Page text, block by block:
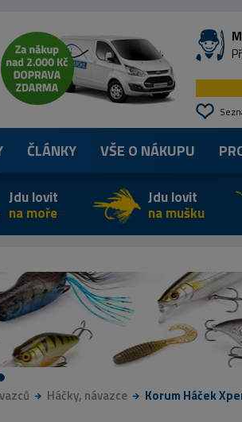
ČLÁNKY VŠE O NÁKUPU
Jdu lovit
na moře
Jdu lovit
na mušku
Háčky, návazce
Korum Háček